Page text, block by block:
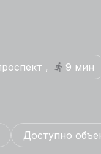
, 9 мин
Доступно